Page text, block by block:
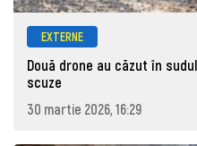
EXTERNE
Două drone au căzut în
scuze
30 martie 2026, 16:29